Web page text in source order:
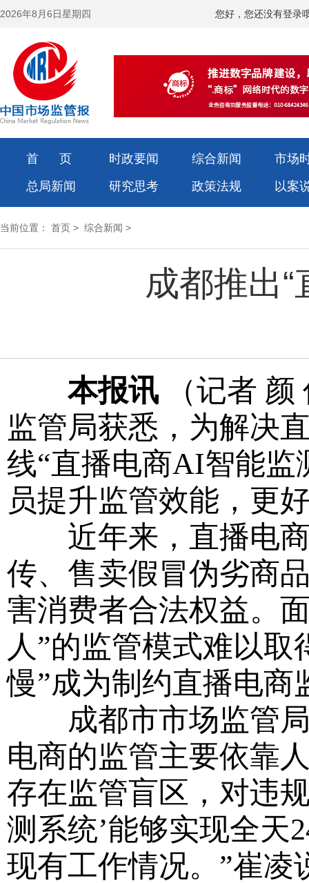
2026年8月6日星期四 您好，您还没有登录
首 页 时政要闻 综合新闻
市场
总局新闻
研究思考 政策法规 以案
当前位置： 首页 > 综合新闻 >
成都推出
本报讯 （记者
监管局获悉，为解决
线“直播电商AI智能监
员提升监管效能，更
近年来，直播电商
传、售卖假冒伪劣商
害消费者合法权益。
人”的监管模式难以
慢”成为制约直播电商
成都市市场监管局
电商的监管主要依靠
存在监管盲区，对违
测系统’能够实现全天
现有工作情况。”崔凌